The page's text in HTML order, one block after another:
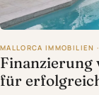
MALLORCA IMMOBILIEN
Finanzierung
für